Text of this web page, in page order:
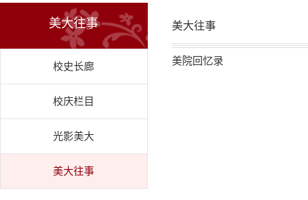
美大往事
校史长廊
校庆栏目
光影美大
美大往事
美大往事
美院回忆录